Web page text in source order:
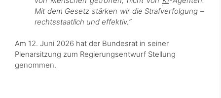
Mit dem Gesetz stärken wir die Strafverfolgung –
rechtsstaatlich und effektiv.“
Am 12. Juni 2026 hat der Bundesrat in seiner
Plenarsitzung zum Regierungsentwurf Stellung
genommen.